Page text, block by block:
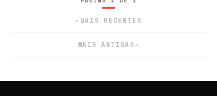
←MAIS RECENTES
MAIS ANTIGAS→